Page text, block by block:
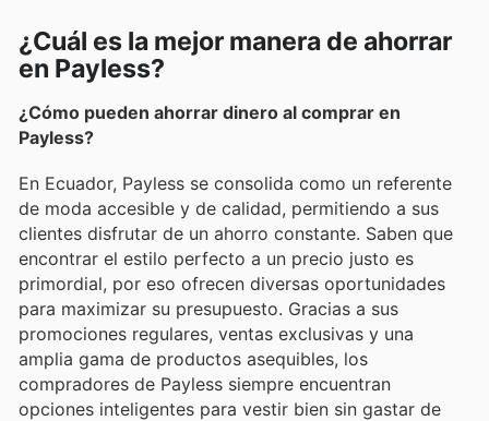
¿Cuál es la mejor manera de ahorrar
en Payless?
¿Cómo pueden ahorrar dinero al comprar en
Payless?
En Ecuador, Payless se consolida como un referente
de moda accesible y de calidad, permitiendo a sus
clientes disfrutar de un ahorro constante. Saben que
encontrar el estilo perfecto a un precio justo es
primordial, por eso ofrecen diversas oportunidades
para maximizar su presupuesto. Gracias a sus
promociones regulares, ventas exclusivas y una
amplia gama de productos asequibles, los
compradores de Payless siempre encuentran
opciones inteligentes para vestir bien sin gastar de